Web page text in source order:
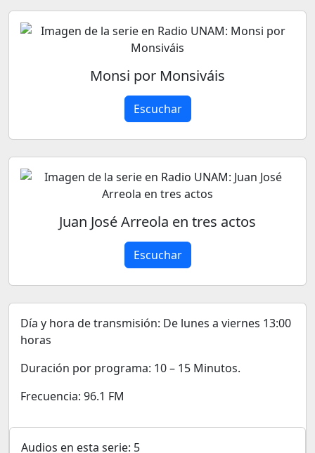
Monsi por Monsiváis
Escuchar
Juan José Arreola en tres actos
Escuchar
Día y hora de transmisión: De lunes a viernes 13:00
horas
Duración por programa: 10 – 15 Minutos.
Frecuencia: 96.1 FM
Audios en esta serie: 5